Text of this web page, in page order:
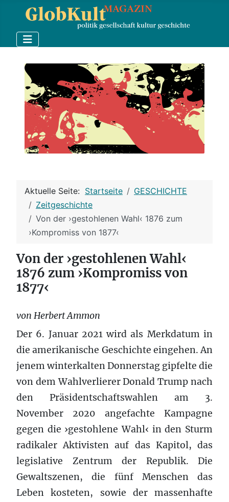
Aktuelle Seite: Startseite
GESCHICHTE
Zeitgeschichte
Von der ›gestohlenen Wahl‹ 1876 zum
›Kompromiss von 1877‹
Von der ›gestohlenen Wahl‹
1876 zum ›Kompromiss von
1877‹
von Herbert Ammon
Der 6. Januar 2021 wird als Merkdatum in
die amerikanische Geschichte eingehen. An
jenem winterkalten Donnerstag gipfelte die
von dem Wahlverlierer Donald Trump nach
den Präsidentschaftswahlen am 3.
November 2020 angefachte Kampagne
gegen die ›gestohlene Wahl‹ in den Sturm
radikaler Aktivisten auf das Kapitol, das
legislative Zentrum der Republik. Die
Gewaltszenen, die fünf Menschen das
Leben kosteten, sowie der massenhafte